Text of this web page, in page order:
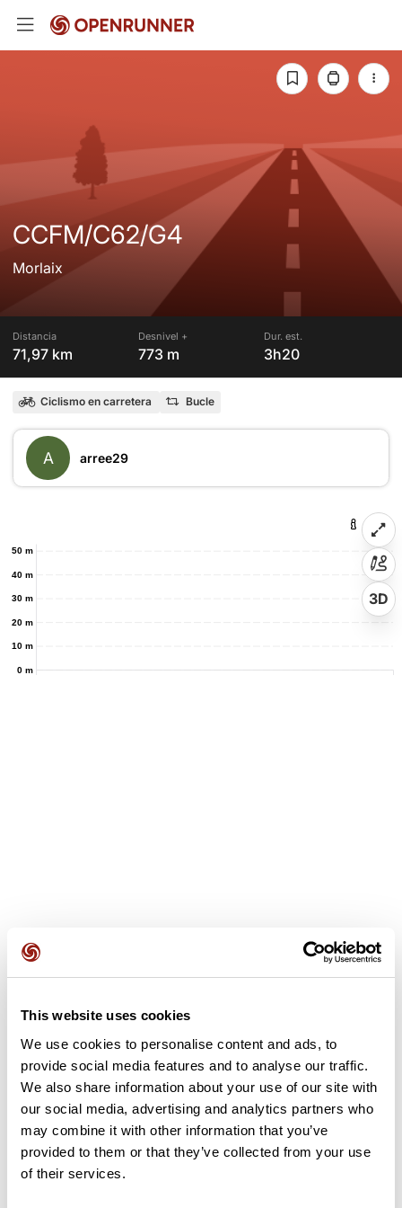
This website uses cookies
We use cookies to personalise content and ads, to
provide social media features and to analyse our traffic.
We also share information about your use of our site with
our social media, advertising and analytics partners who
may combine it with other information that you’ve
provided to them or that they’ve collected from your use
of their services.
CCFM/C62/G4
Morlaix
Distancia
71,97 km
Desnivel +
773 m
Dur. est.
3h20
Ciclismo en carretera Bucle
A arree29
0 m
10 m
20 m
30 m
40 m
50 m
3D
Opiniones de los usuarios
Este recorrido aún no contiene opiniones. ¿Ya lo has
completado? ¡Deja la primera opinión!
Añadir una opinión